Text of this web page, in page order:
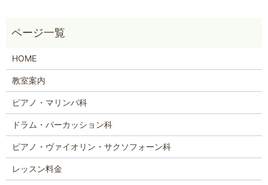
HOME
教室案内
ピアノ・マリンバ科
ドラム・パーカッション科
ピアノ・ヴァイオリン・サクソフォーン科
レッスン料金